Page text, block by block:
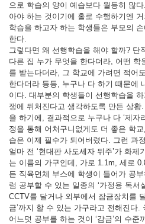
으로 학습의 양이 예습보다 월등히 많
아야 하는 것이기에 홀로 수행하기엔
학습을 하고자 하는 학생들은 부모의
한다.
그렇다면 왜 선행학습을 해야 할까? 단
다른 집 누가 무엇을 한다더라, 어떤 학
를 받는다더라, 그 학교에 가려면 적어
한다더라 등등, 누구나 다 하기 때문에
이다. 대부분의 학생들이 선행학습을
쟁에 뒤처진다고 생각하도록 만든 상
을 하기에, 결과적으로 누구나 다 ‘제자
정을 통해 어처구니없게도 더 좋은 학
습은 이제 필수가 되어버렸다. 그런 과
얼마 전 ‘현대판 사도세자 뒤주’가 화제
는 이름의 가구인데, 가로 1.1m, 세로
든 직육면체 부스에 학생이 들어가 공
럼 공부할 수 있는 일종의 ‘가정용 독서
CCTV를 달거나 외부에서 잠금장치를
금’까지 할 수 있는 가구라고 전해진다
어느덧 공부를 하는 것이 ‘감금’의 수준